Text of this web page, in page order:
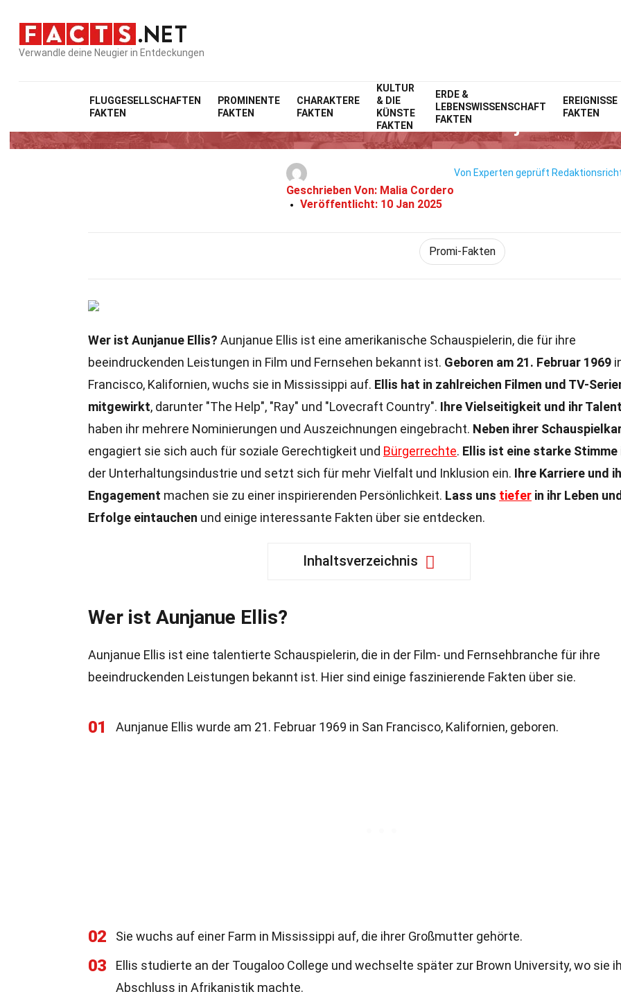
Verwandle deine Neugier in Entdeckungen
FLUGGESELLSCHAFTEN
FAKTEN
PROMINENTE
FAKTEN
CHARAKTERE
FAKTEN
KULTUR
& DIE
KÜNSTE
FAKTEN
ERDE &
LEBENSWISSENSCHAFT
FAKTEN
EREIGNISSE
FAKTEN
Home Prominente
27 Fakten Über Aunjanue Ellis
Geschrieben Von: Malia Cordero
Veröffentlicht: 10 Jan 2025
Von Experten geprüft
Promi-Fakten
Wer ist Aunjanue Ellis? Aunjanue Ellis ist eine amerikanische Schauspielerin, die für ihre
beeindruckenden Leistungen in Film und Fernsehen bekannt ist. Geboren am 21. Februar 1969
Francisco, Kalifornien, wuchs sie in Mississippi auf. Ellis hat in zahlreichen Filmen und TV-
mitgewirkt, darunter "The Help", "Ray" und "Lovecraft Country". Ihre Vielseitigkeit und ihr Talent
haben ihr mehrere Nominierungen und Auszeichnungen eingebracht. Neben ihrer
engagiert sie sich auch für soziale Gerechtigkeit und Bürgerrechte. Ellis ist eine starke Stimme
der Unterhaltungsindustrie und setzt sich für mehr Vielfalt und Inklusion ein. Ihre Karriere und
Engagement machen sie zu einer inspirierenden Persönlichkeit. Lass uns tiefer in ihr Leben
Erfolge eintauchen und einige interessante Fakten über sie entdecken.
Inhaltsverzeichnis
Wer ist Aunjanue Ellis?
Aunjanue Ellis ist eine talentierte Schauspielerin, die in der Film- und Fernsehbranche für ihre
beeindruckenden Leistungen bekannt ist. Hier sind einige faszinierende Fakten über sie.
01 Aunjanue Ellis wurde am 21. Februar 1969 in San Francisco, Kalifornien, geboren.
02 Sie wuchs auf einer Farm in Mississippi auf, die ihrer Großmutter gehörte.
03
Ellis studierte an der Tougaloo College und wechselte später zur Brown University, wo sie
Abschluss in Afrikanistik machte.